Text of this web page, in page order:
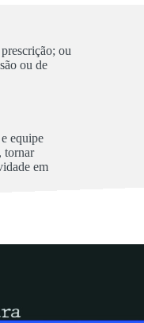
ou
ou de
equipe
tornar
em